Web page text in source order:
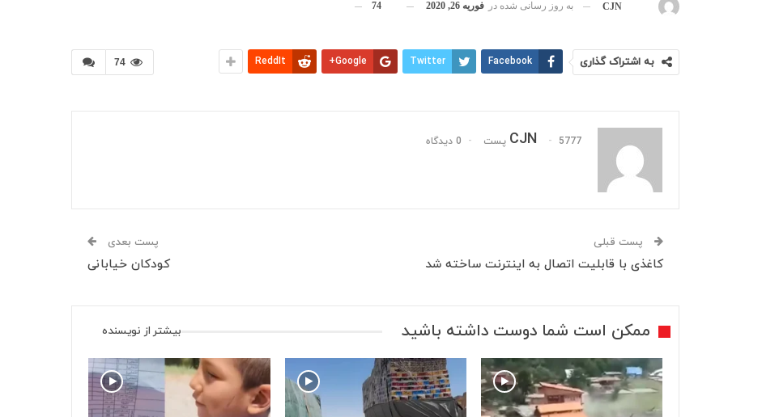
CJN به روز رسانی شده در فوریه 26, 2020 74
74 به اشتراک گذاری Facebook
Twitter
Google+
ReddIt
CJN 5777 پست 0 دیدگاه
پست قبلی
کاغذی با قابلیت اتصال به اینترنت ساخته شد
پست بعدی
کودکان خیابانی
ممکن است شما دوست داشته باشید بیشتر از نویسنده